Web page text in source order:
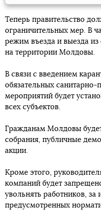
Теперь правительство
ограничительных мер. В
режим въезда и выезда
на территории Молдовы.
В связи с введением
обязательных санитарно-
мероприятий будет
всех субъектов.
Гражданам Молдовы
собрания, публичные
акции.
Кроме этого,
компаний будет
увольнять работников, за
предусмотренных